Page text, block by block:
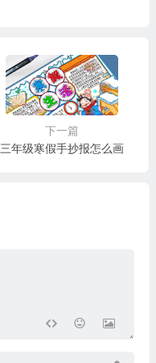
下一篇
三年级寒假手抄报怎么画